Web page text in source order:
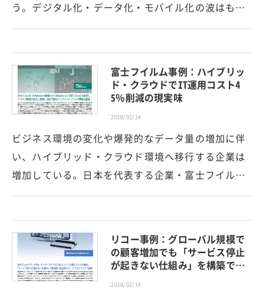
う。デジタル化・データ化・モバイル化の波はも…
富士フイルム事例：ハイブリッ
ド・クラウドでIT運用コスト4
5％削減の現実味
2018/02/14
ビジネス環境の変化や爆発的なデータ量の増加に伴
い、ハイブリッド・クラウド環境へ移行する企業は
増加している。日本を代表する企業・富士フイル…
リコー事例：グローバル規模で
の顧客増加でも「サービス停止
が起きない仕組み」を構築で…
2018/02/14